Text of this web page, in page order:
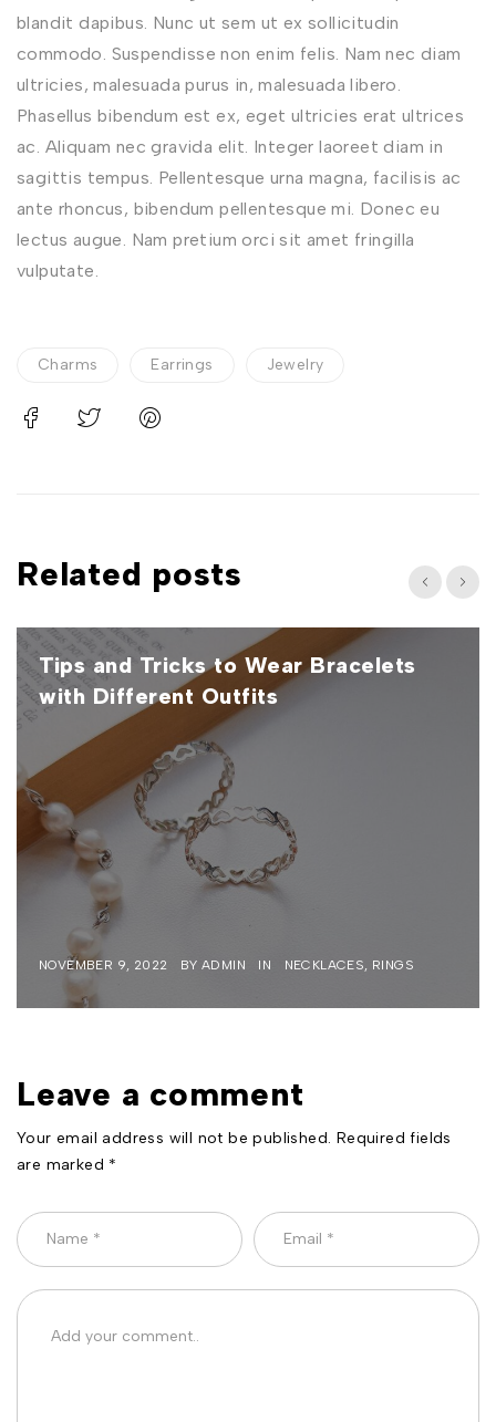
blandit dapibus. Nunc ut sem ut ex sollicitudin
commodo. Suspendisse non enim felis. Nam nec diam
ultricies, malesuada purus in, malesuada libero.
Phasellus bibendum est ex, eget ultricies erat ultrices
ac. Aliquam nec gravida elit. Integer laoreet diam in
sagittis tempus. Pellentesque urna magna, facilisis ac
ante rhoncus, bibendum pellentesque mi. Donec eu
lectus augue. Nam pretium orci sit amet fringilla
vulputate.
Charms Earrings Jewelry
Related posts
Tips and Tricks to Wear Bracelets
with Different Outfits
NOVEMBER 9, 2022 BY ADMIN IN NECKLACES RINGS
Leave a comment
Your email address will not be published. Required fields
are marked *